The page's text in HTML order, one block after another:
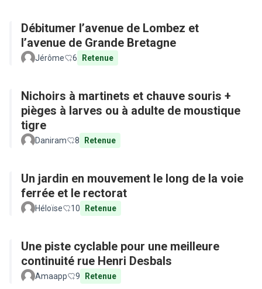
Débitumer l’avenue de Lombez et
l’avenue de Grande Bretagne
Jérôme 6 Retenue
Nichoirs à martinets et chauve souris +
pièges à larves ou à adulte de moustique
tigre
Daniram 8 Retenue
Un jardin en mouvement le long de la voie
ferrée et le rectorat
Héloïse 10 Retenue
Une piste cyclable pour une meilleure
continuité rue Henri Desbals
Amaapp 9 Retenue